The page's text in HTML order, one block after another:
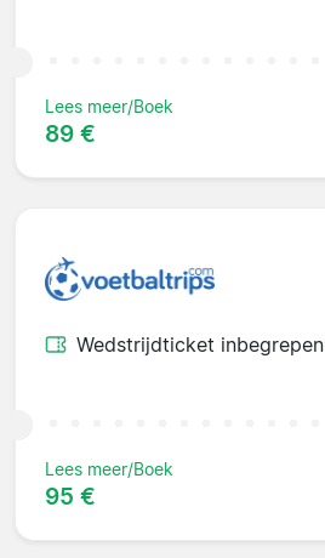
Lees meer/Boek
89 €
Wedstrijdticket inbegrepen
Lees meer/Boek
95 €